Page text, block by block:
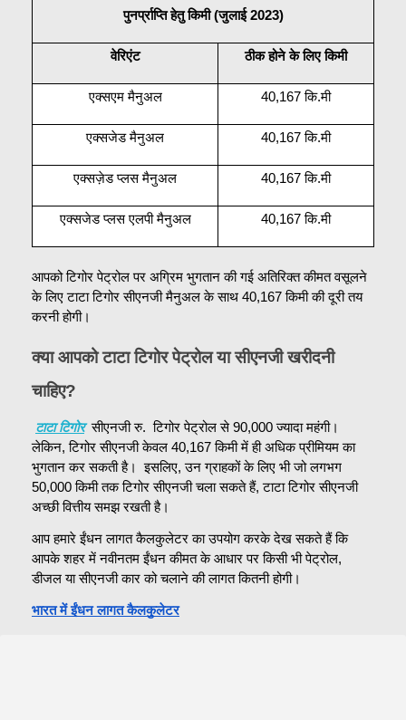
पुनर्प्राप्ति हेतु किमी (जुलाई 2023)
वेरिएंट ठीक होने के लिए किमी
एक्सएम मैनुअल 40,167 कि.मी
एक्सजेड मैनुअल 40,167 कि.मी
एक्सज़ेड प्लस मैनुअल 40,167 कि.मी
एक्सजेड प्लस एलपी मैनुअल 40,167 कि.मी
आपको टिगोर पेट्रोल पर अग्रिम भुगतान की गई अतिरिक्त कीमत वसूलने
के लिए टाटा टिगोर सीएनजी मैनुअल के साथ 40,167 किमी की दूरी तय
करनी होगी।
क्या आपको टाटा टिगोर पेट्रोल या सीएनजी खरीदनी
चाहिए?
टाटा टिगोर
  सीएनजी रु.  टिगोर पेट्रोल से 90,000 ज्यादा महंगी।
लेकिन, टिगोर सीएनजी केवल 40,167 किमी में ही अधिक प्रीमियम का
भुगतान कर सकती है।  इसलिए, उन ग्राहकों के लिए भी जो लगभग
50,000 किमी तक टिगोर सीएनजी चला सकते हैं, टाटा टिगोर सीएनजी
अच्छी वित्तीय समझ रखती है।
आप हमारे ईंधन लागत कैलकुलेटर का उपयोग करके देख सकते हैं कि
आपके शहर में नवीनतम ईंधन कीमत के आधार पर किसी भी पेट्रोल,
डीजल या सीएनजी कार को चलाने की लागत कितनी होगी।
भारत में ईंधन लागत कैलकुलेटर